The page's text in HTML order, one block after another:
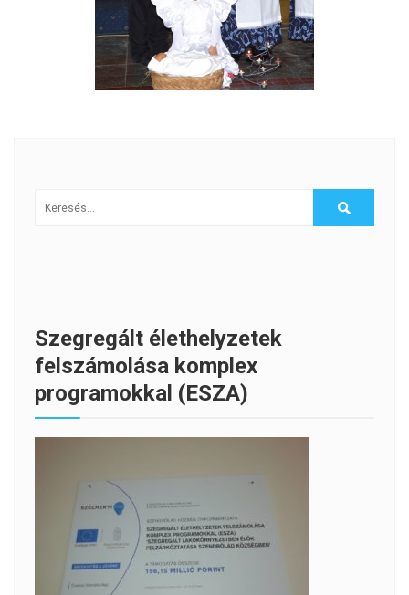
Szegregált élethelyzetek
felszámolása komplex
programokkal (ESZA)